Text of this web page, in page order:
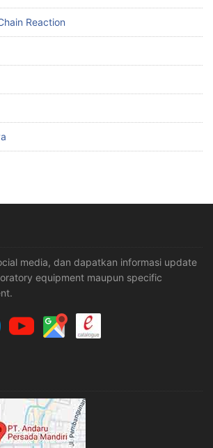
Reaction
media, dan dapatkan informasi update
equipment maupun specific